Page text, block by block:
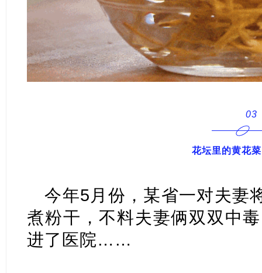
03
花坛里的黄花
今年5月份，某省一对夫妻
煮粉干，不料夫妻俩双双中
进了医院……